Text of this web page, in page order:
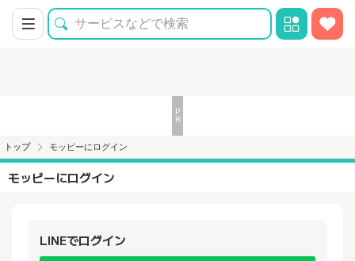
トップ モッピーにログイン
モッピーにログイン
LINEでログイン